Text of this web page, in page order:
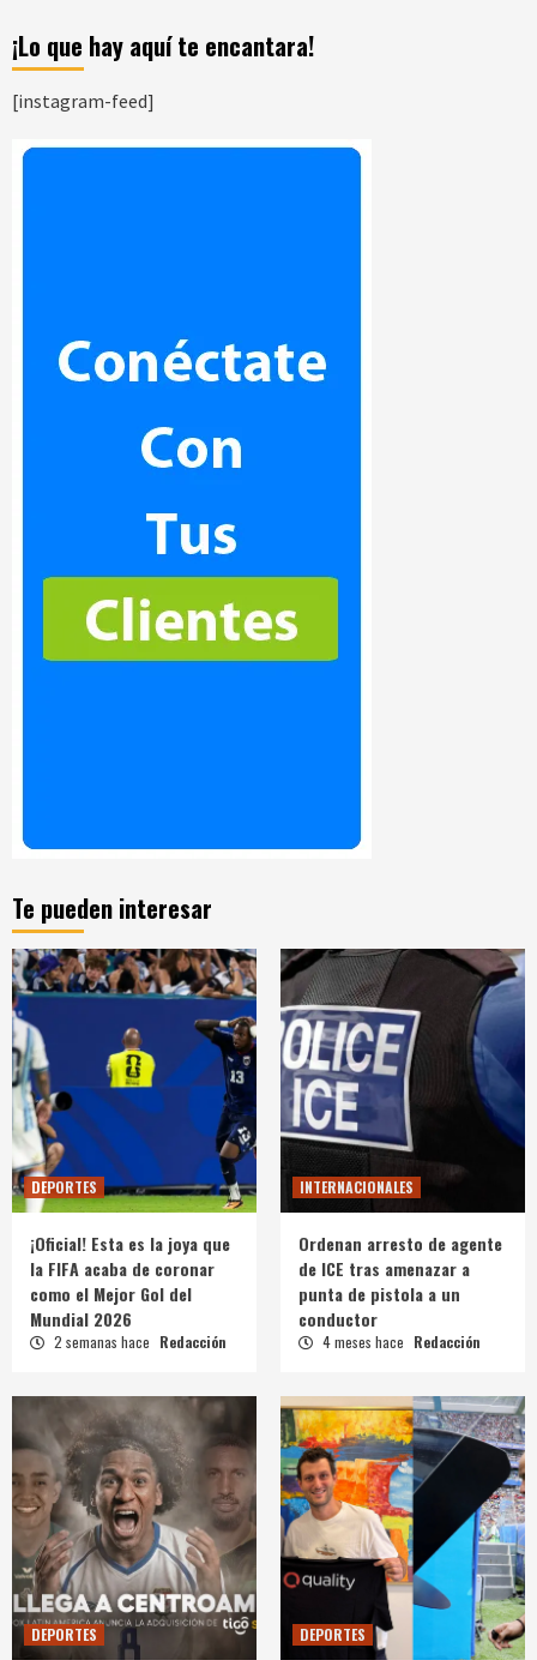
¡Lo que hay aquí te encantara!
[instagram-feed]
Te pueden interesar
DEPORTES
¡Oficial! Esta es la joya que
la FIFA acaba de coronar
como el Mejor Gol del
Mundial 2026
2 semanas hace Redacción
INTERNACIONALES
Ordenan arresto de agente
de ICE tras amenazar a
punta de pistola a un
conductor
4 meses hace Redacción
DEPORTES DEPORTES